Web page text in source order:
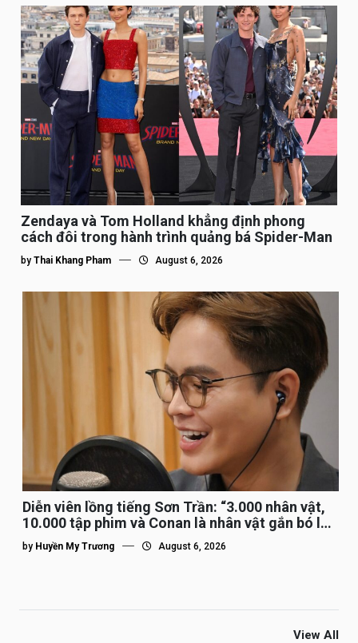
Zendaya và Tom Holland khẳng định phong
cách đôi trong hành trình quảng bá Spider-Man
by Thai Khang Pham August 6, 2026
Diễn viên lồng tiếng Sơn Trần: “3.000 nhân vật,
10.000 tập phim và Conan là nhân vật gắn bó lâu
nhất”
by Huyền My Trương August 6, 2026
View All